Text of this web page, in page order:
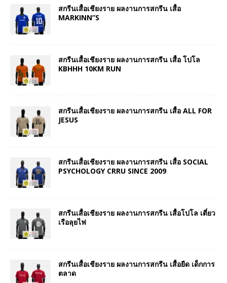
สกรีนเสื้อเชียงราย ผลงานการสกรีน เสื้อ
MARKINN”S
สกรีนเสื้อเชียงราย ผลงานการสกรีน เสื้อ โปโล
KBHHH 10KM RUN
สกรีนเสื้อเชียงราย ผลงานการสกรีน เสื้อ ALL FOR
JESUS
สกรีนเสื้อเชียงราย ผลงานการสกรีน เสื้อ SOCIAL
PSYCHOLOGY CRRU SINCE 2009
สกรีนเสื้อเชียงราย ผลงานการสกรีน เสื้อโปโล เตี๋ยว
เรือลุยไฟ
สกรีนเสื้อเชียงราย ผลงานการสกรีน เสื้อยืด เด็กการ
ตลาด